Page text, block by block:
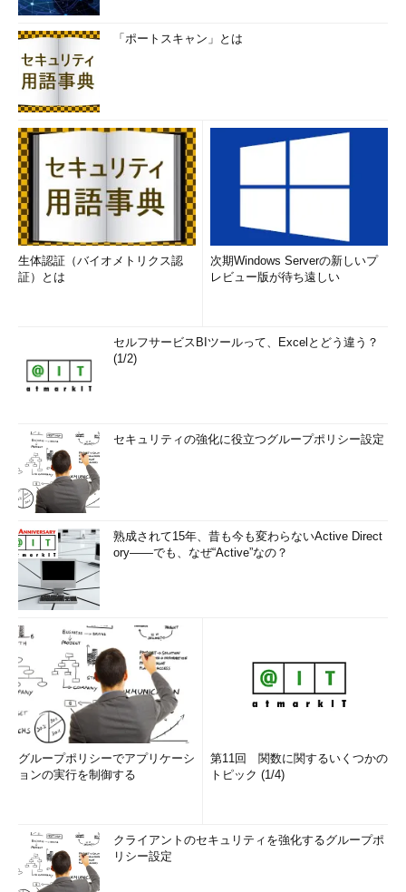
Pandas
Pandasは大規模データ処理用のライブラリです。機械学習の
処理に利用する場合には、主にデータの前処理に威力を発揮しま
す。いくつかの典型的なデータフォーマットを高速に読み込むこ
とができ、その後のデータ加工も高速にできます。
それぞれ1次元配列と2次元配列に対応しますが、両方ともインデ
ックスが付けられていて、インデックスによる高速なアクセスが
可能です。また、DataFrameはSQLのような処理ができ、高速な
Pythonの標準的な機械学習ライブラリ「Scikit-learn」
Scikit-learn
Scikit-learnはPythonの標準的な機械学習ライブラリです。機
械学習のアルゴリズムで主要なものが実装されています。分類、
回帰、クラスタリングなどさまざまなタスクについてのアルゴリ
ズムが提供されており、また、ハイパーパラメータのグリッドサ
また、さまざまなアルゴリズムについて一貫的なインタフェー
スを提供しているのが特徴的です。アルゴリズムを後で変更して
みたいという状況でも対応しやすくなっています。この一貫した
「ポートスキャン」とは
生体認証（バイオメトリクス認
証）とは
次期Windows Serverの新しいプ
レビュー版が待ち遠しい
セルフサービスBIツールって、Excelとどう違う？
(1/2)
セキュリティの強化に役立つグループポリシー設定
熟成されて15年、昔も今も変わらないActive Direct
ory――でも、なぜ“Active”なの？
グループポリシーでアプリケーシ
ョンの実行を制御する
第11回 関数に関するいくつかの
トピック (1/4)
クライアントのセキュリティを強化するグループポ
リシー設定